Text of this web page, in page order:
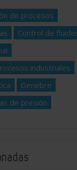
de procesos
Control de
industriales
Genebre
de presión